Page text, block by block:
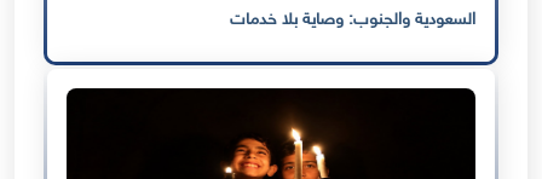
السعودية والجنوب: وصاية بلا خدمات